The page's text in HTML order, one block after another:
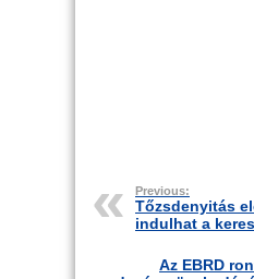
Previous:
Tőzsdenyitás
indulhat a
Az EBRD